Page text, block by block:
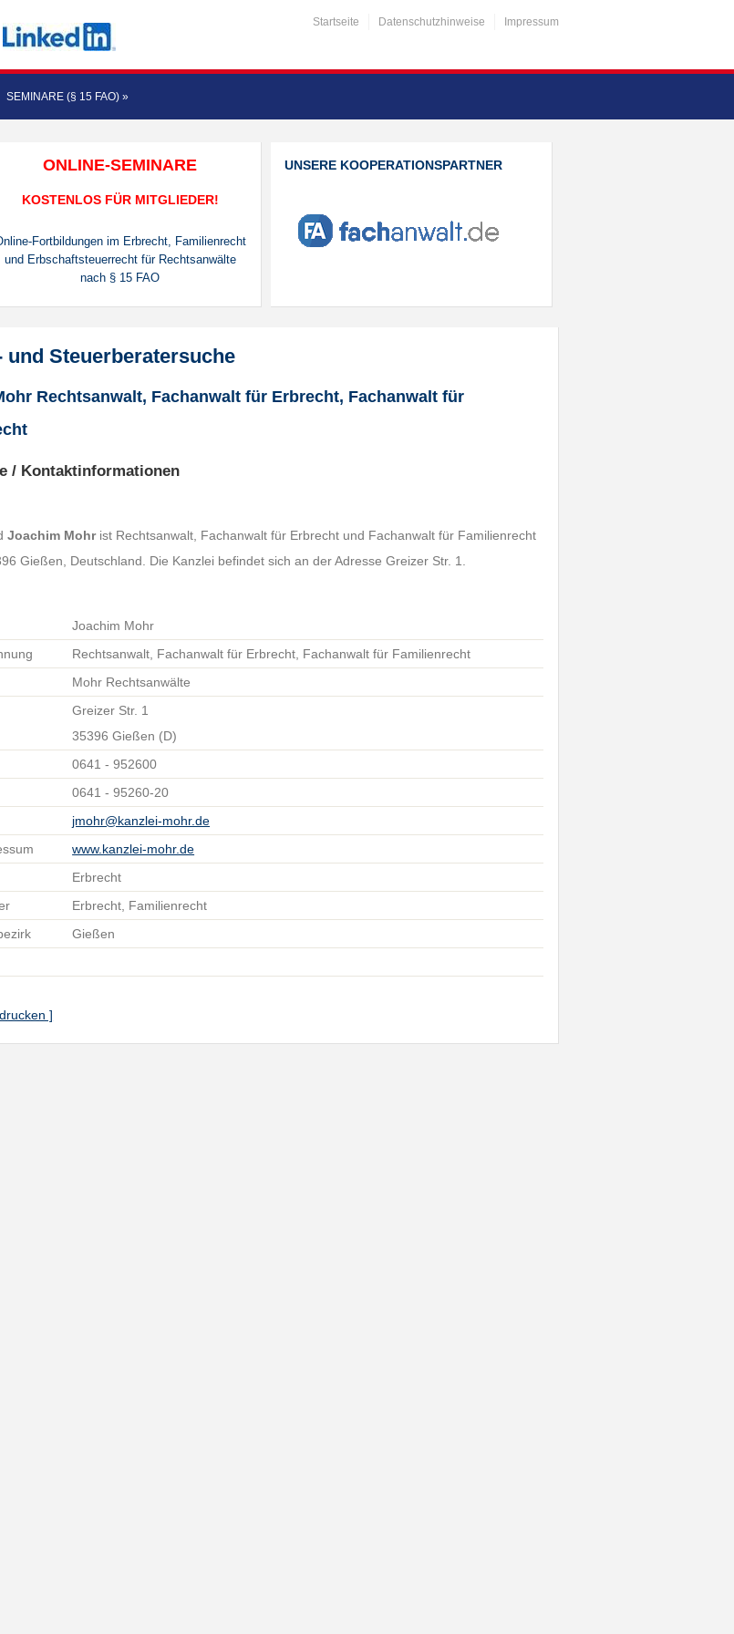
Startseite Datenschutzhinweise Impressum
SEMINARE (§ 15 FAO) »
ONLINE-SEMINARE
KOSTENLOS FÜR MITGLIEDER!
Fortbildungen im Erbrecht, Familienrecht
und Erbschaftsteuerrecht für Rechtsanwälte
nach § 15 FAO
UNSERE KOOPERATIONSPARTNER
und Steuerberatersuche
Rechtsanwalt, Fachanwalt für Erbrecht, Fachanwalt für
/ Kontaktinformationen
Joachim Mohrist Rechtsanwalt, Fachanwalt für Erbrecht und Fachanwalt für Familienrecht
Gießen, Deutschland. Die Kanzlei befindet sich an der Adresse Greizer Str. 1.
Joachim Mohr
Rechtsanwalt, Fachanwalt für Erbrecht, Fachanwalt für Familienrecht
Mohr Rechtsanwälte
Greizer Str. 1
35396 Gießen (D)
0641 - 952600
0641 - 95260-20
jmohr@kanzlei-mohr.de
www.kanzlei-mohr.de
Erbrecht
Erbrecht, Familienrecht
Gießen
]